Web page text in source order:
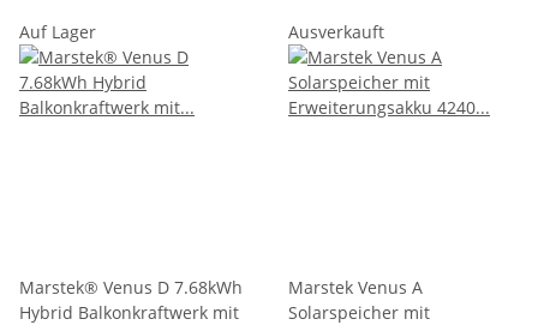
Auf Lager
Marstek® Venus D 7.68kWh
Hybrid Balkonkraftwerk mit
Ausverkauft
Marstek Venus A
Solarspeicher mit